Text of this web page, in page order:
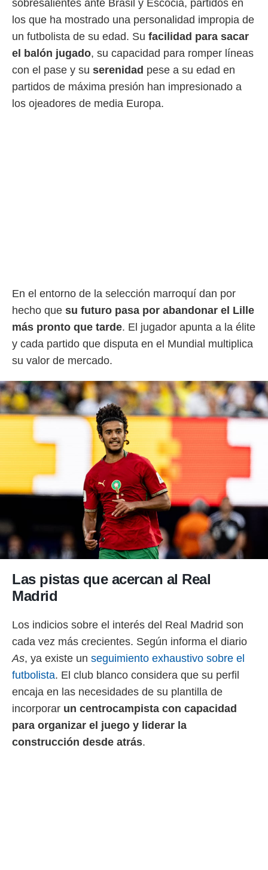
utilizar
uso de
contenido
e
publicidad
de
1199
sobresalientes ante Brasil y Escocia, partidos en
los que ha mostrado una personalidad impropia de
un futbolista de su edad. Su facilidad para sacar
el balón jugado, su capacidad para romper líneas
con el pase y su serenidad pese a su edad en
partidos de máxima presión han impresionado a
los ojeadores de media Europa.
En el entorno de la selección marroquí dan por
hecho que su futuro pasa por abandonar el Lille
más pronto que tarde. El jugador apunta a la élite
y cada partido que disputa en el Mundial multiplica
su valor de mercado.
Las pistas que acercan al Real
Madrid
Los indicios sobre el interés del Real Madrid son
cada vez más crecientes. Según informa el diario
As, ya existe un seguimiento exhaustivo sobre el
futbolista. El club blanco considera que su perfil
encaja en las necesidades de su plantilla de
incorporar un centrocampista con capacidad
para organizar el juego y liderar la
construcción desde atrás.